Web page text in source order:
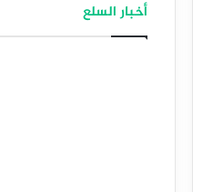
أخبار السلع